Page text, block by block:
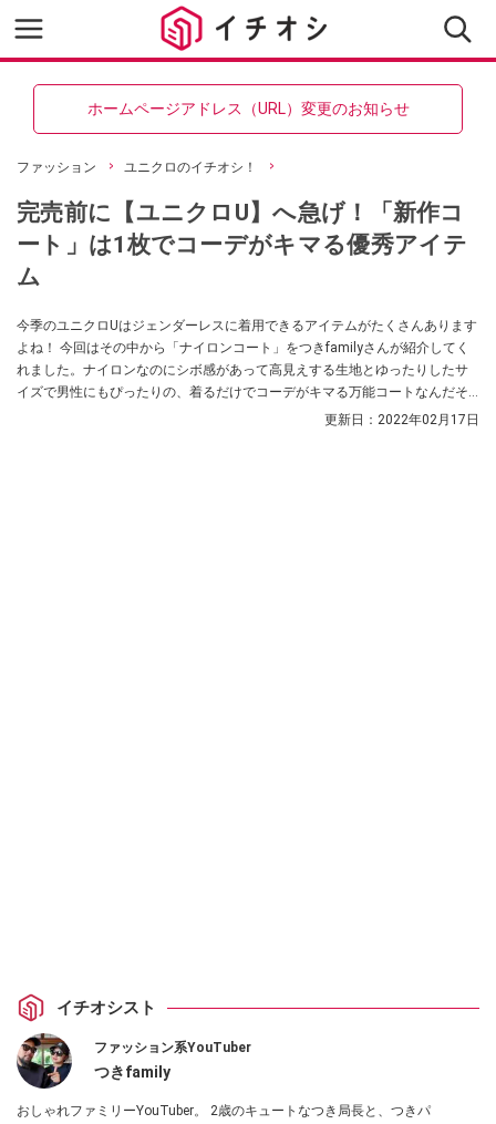
ホームページアドレス（URL）変更のお知らせ
ファッション ユニクロのイチオシ！
完売前に【ユニクロU】へ急げ！「新作コ
ート」は1枚でコーデがキマる優秀アイテ
ム
今季のユニクロUはジェンダーレスに着用できるアイテムがたくさんあります
よね！ 今回はその中から「ナイロンコート」をつきfamilyさんが紹介してく
れました。ナイロンなのにシボ感があって高見えする生地とゆったりしたサ
イズで男性にもぴったりの、着るだけでコーデがキマる万能コートなんだそ
更新日： 2022年02月17日
イチオシスト
ファッション系YouTuber
つきfamily
おしゃれファミリーYouTuber。 2歳のキュートなつき局長と、つきパ